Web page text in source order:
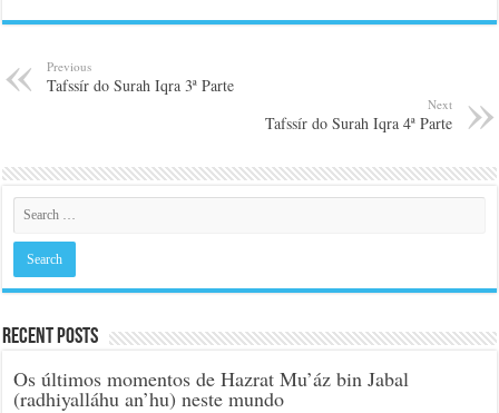
Previous
Tafssír do Surah Iqra 3ª Parte
Next
Tafssír do Surah Iqra 4ª Parte
Recent Posts
Os últimos momentos de Hazrat Mu’áz bin Jabal
(radhiyalláhu an’hu) neste mundo